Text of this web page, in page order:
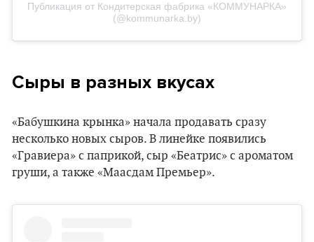
Публикация от Кондитерская фабрика «КОММУНАРКА»
(@kommunarka.by)
Сыры в разных вкусах
«Бабушкина крынка» начала продавать сразу
несколько новых сыров. В линейке появились
«Гравиера» с паприкой, сыр «Беатрис» с ароматом
груши, а также «Маасдам Премьер».